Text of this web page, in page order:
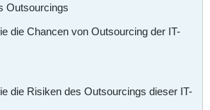
Outsourcings
die Chancen von Outsourcing der IT-
die Risiken des Outsourcings dieser IT-